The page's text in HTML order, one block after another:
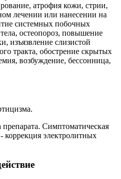
атрофия кожи, стрии,
лечении или нанесении на
системных побочных
остеопороз, повышение
изъязвление слизистой
тракта, обострение скрытых
возбуждение, бессонница,
Симптоматическая
коррекция электролитных